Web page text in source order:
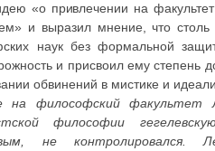
«о привлечении на
и выразил мнение, что столь
наук без формальной
и присвоил ему степень
обвинений в мистике и
на философский факультет
философии
не контролировался.